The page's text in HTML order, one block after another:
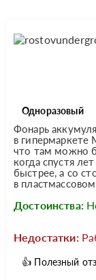
Одноразовый
Фонарь
в
что там можно
когда спустя
быстрее, а со
в
Достоинства:
Недостатки:
👍 Полезный